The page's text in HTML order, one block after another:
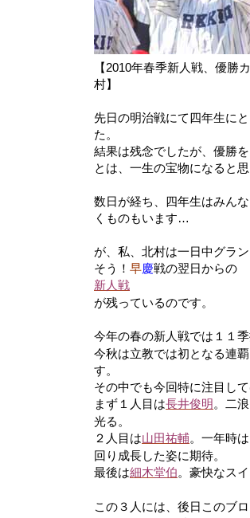
【2010年春季新人戦、優勝
村】
先日の明治戦にて四年生に
た。
結果は残念でしたが、優勝
とは、一生の宝物になると
数日が経ち、四年生はみん
くものもいます…
が、私、北村は一日中グラ
そう！ 早慶戦の翌日からの
新人戦
が残っているのです。
今年の春の新人戦では１１
今秋は立教では初となる連
す。
その中でも今回特に注目し
まず１人目は長井俊明 。二
光る。
２人目は山田祐輔。一年時
回り成長した姿に期待。
最後は細木堂伯。豪快なス
この３人には、後日このブ